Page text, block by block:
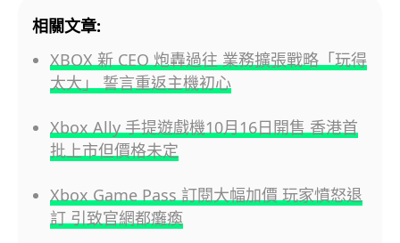
相關文章:
XBOX 新 CEO 炮轟過往 業務擴張戰略「玩得
太大」 誓言重返主機初心
Xbox Ally 手提遊戲機10月16日開售 香港首
批上市但價格未定
Xbox Game Pass 訂閱大幅加價 玩家憤怒退
訂 引致官網都癱瘓